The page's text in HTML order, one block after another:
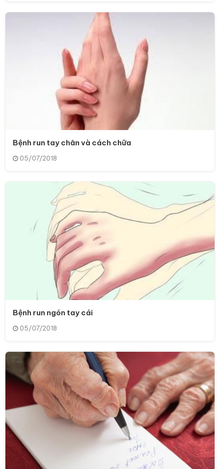
Bệnh run tay chân và cách chữa
05/07/2018
Bệnh run ngón tay cái
05/07/2018